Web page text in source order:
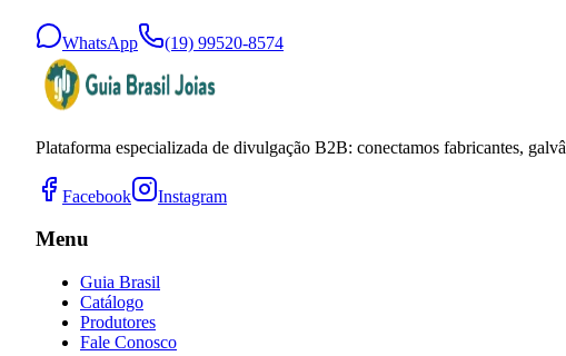
WhatsApp (19) 99520-8574
Plataforma especializada de divulgação B2B: conectamos fabricantes,
Facebook Instagram
Menu
Guia Brasil
Catálogo
Produtores
Fale Conosco